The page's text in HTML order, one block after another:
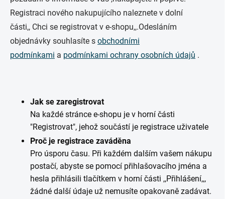
Registraci nového nakupujícího naleznete v dolní
části,, Chci se registrovat v e-shopu,,.Odesláním
objednávky souhlasíte s obchodními
podmínkami a podmínkami ochrany osobních údajů .
Jak se zaregistrovat
Na každé stránce e-shopu je v horní části
"Registrovat", jehož součástí je registrace uživatele
Proč je registrace zaváděna
Pro úsporu času. Při každém dalším vašem nákupu
postačí, abyste se pomocí přihlašovacího jména a
hesla přihlásili tlačítkem v horní části ,,Přihlášení,,,
žádné další údaje už nemusíte opakovaně zadávat.